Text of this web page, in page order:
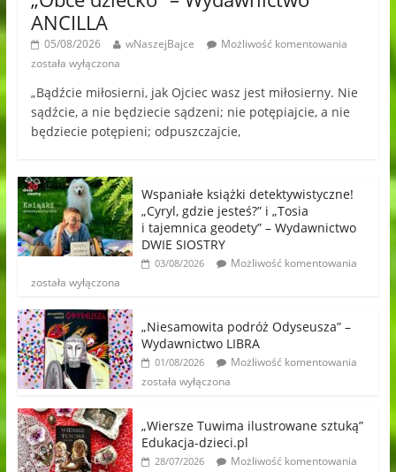
ANCILLA
05/08/2026 wNaszejBajce
Możliwość komentowania
została wyłączona
„Bądźcie miłosierni, jak Ojciec wasz jest miłosierny. Nie
sądźcie, a nie będziecie sądzeni; nie potępiajcie, a nie
będziecie potępieni; odpuszczajcie,
Wspaniałe książki detektywistyczne!
„Cyryl, gdzie jesteś?” i „Tosia
i tajemnica geodety” – Wydawnictwo
DWIE SIOSTRY
03/08/2026
Możliwość komentowania
została wyłączona
„Niesamowita podróż Odyseusza” –
Wydawnictwo LIBRA
01/08/2026
Możliwość komentowania
została wyłączona
„Wiersze Tuwima ilustrowane sztuką”
Edukacja-dzieci.pl
28/07/2026
Możliwość komentowania